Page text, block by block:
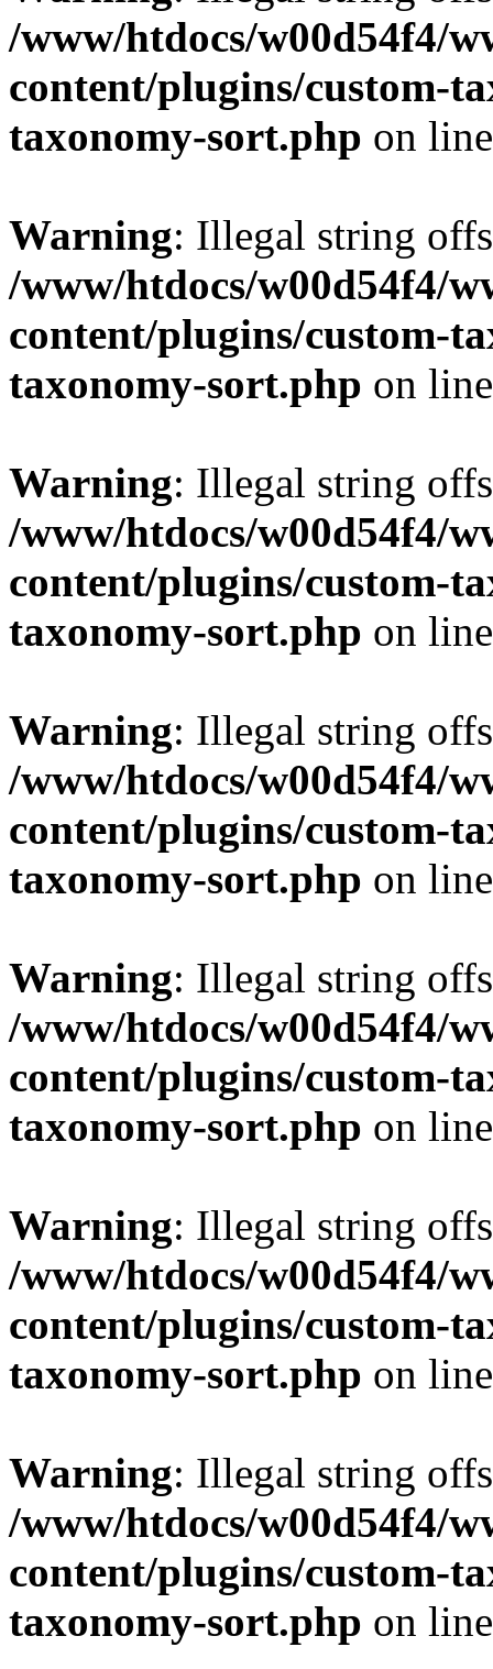
/www/htdocs/w00d54f4/
content/plugins/custom-
taxonomy-sort.php on
Warning: Illegal string
/www/htdocs/w00d54f4/
content/plugins/custom-
taxonomy-sort.php on
Warning: Illegal string
/www/htdocs/w00d54f4/
content/plugins/custom-
taxonomy-sort.php on
Warning: Illegal string
/www/htdocs/w00d54f4/
content/plugins/custom-
taxonomy-sort.php on
Warning: Illegal string
/www/htdocs/w00d54f4/
content/plugins/custom-
taxonomy-sort.php on
Warning: Illegal string
/www/htdocs/w00d54f4/
content/plugins/custom-
taxonomy-sort.php on
Warning: Illegal string
/www/htdocs/w00d54f4/
content/plugins/custom-
taxonomy-sort.php on